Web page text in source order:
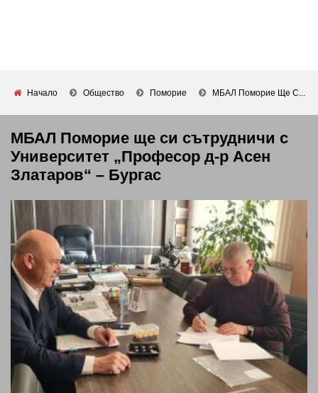
Начало Общество Поморие МБАЛ Поморие Ще С...
МБАЛ Поморие ще си сътрудничи с
Университет „Професор д-р Асен
Златаров“ – Бургас